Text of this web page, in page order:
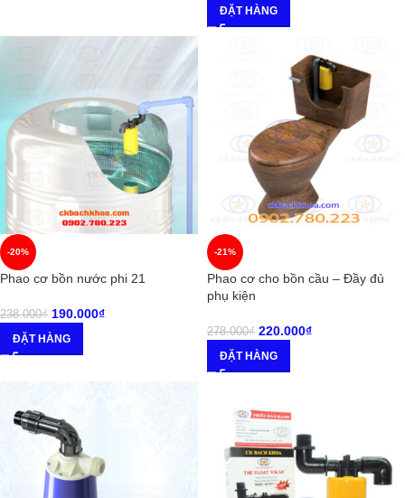
ĐẶT HÀNG
-20%
Phao cơ bồn nước phi 21
238.000₫ 190.000₫
ĐẶT HÀNG
-21%
Phao cơ cho bồn cầu – Đầy đủ
phụ kiện
278.000₫ 220.000₫
ĐẶT HÀNG